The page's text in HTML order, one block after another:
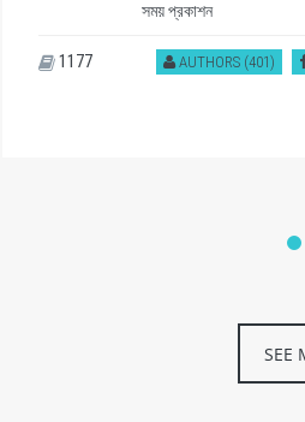
সময় প্রকাশন
AUTHORS (401)
1177
SEE